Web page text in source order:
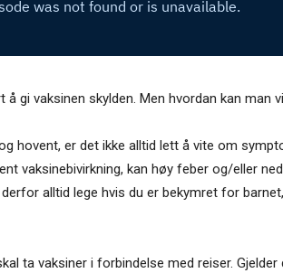
gi vaksinen skylden. Men hvordan kan man
hovent, er det ikke alltid lett å vite om
vaksinebivirkning, kan høy feber og/eller
alltid lege hvis du er bekymret for
ta vaksiner i forbindelse med reiser.